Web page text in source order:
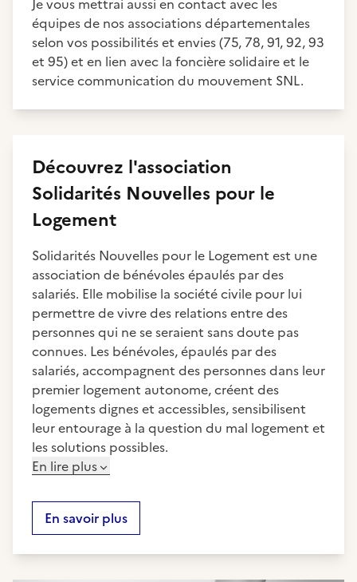
Je vous mettrai aussi en contact avec les
équipes de nos associations départementales
selon vos possibilités et envies (75, 78, 91, 92, 93
et 95) et en lien avec la foncière solidaire et le
service communication du mouvement SNL.
Découvrez l'association
Solidarités Nouvelles pour le
Logement
Solidarités Nouvelles pour le Logement est une
association de bénévoles épaulés par des
salariés. Elle mobilise la société civile pour lui
permettre de vivre des relations entre des
personnes qui ne se seraient sans doute pas
connues. Les bénévoles, épaulés par des
salariés, accompagnent des personnes dans leur
premier logement autonome, créent des
logements dignes et accessibles, sensibilisent
leur entourage à la question du mal logement et
les solutions possibles.
En lire plus
En savoir plus